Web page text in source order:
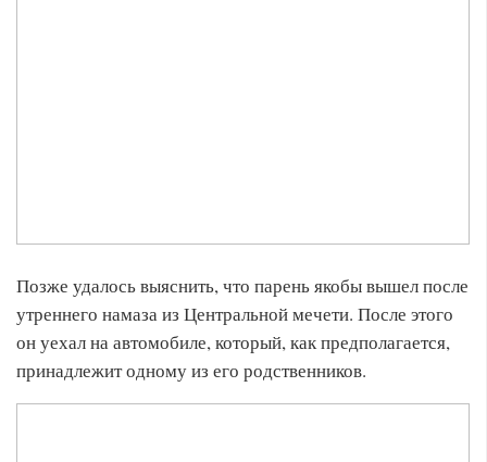
Позже удалось выяснить, что парень якобы вышел после
утреннего намаза из Центральной мечети. После этого
он уехал на автомобиле, который, как предполагается,
принадлежит одному из его родственников.